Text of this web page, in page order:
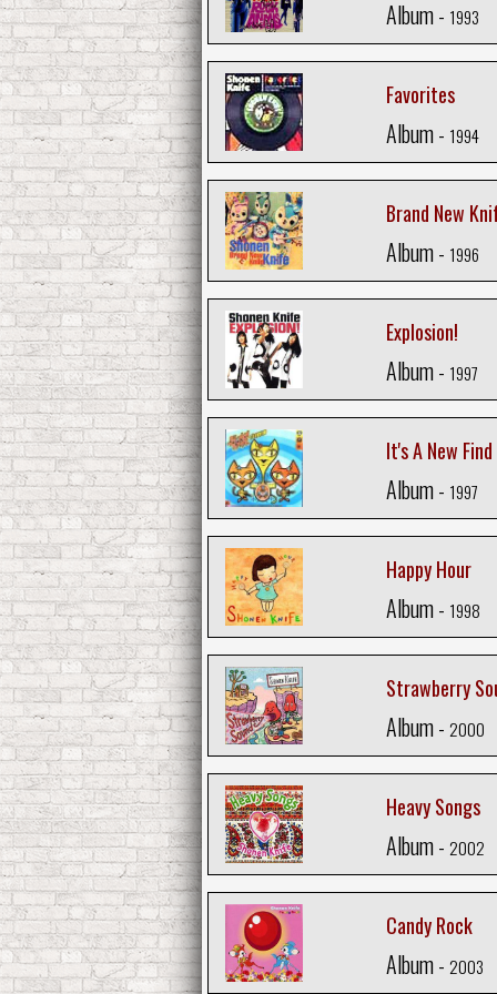
Album - 1993
Favorites
Album - 1994
Brand New
Album - 1996
Explosion!
Album - 1997
It's A New Find
Album - 1997
Happy Hour
Album - 1998
Strawberry
Album - 2000
Heavy Songs
Album - 2002
Candy Rock
Album - 2003